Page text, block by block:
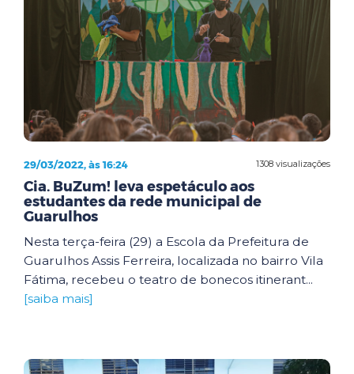
1308 visualizações
29/03/2022, às 16:24
Cia. BuZum! leva espetáculo aos
estudantes da rede municipal de
Guarulhos
Nesta terça-feira (29) a Escola da Prefeitura de
Guarulhos Assis Ferreira, localizada no bairro Vila
Fátima, recebeu o teatro de bonecos itinerant...
[saiba mais]